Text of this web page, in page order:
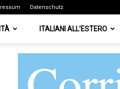
Datenschutz
ITALIANI ALL’ESTERO